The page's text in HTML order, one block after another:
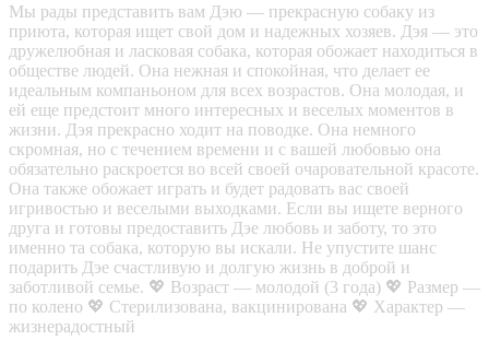
Мы рады представить вам Дэю — прекрасную собаку из
приюта, которая ищет свой дом и надежных хозяев. Дэя — это
дружелюбная и ласковая собака, которая обожает находиться в
обществе людей. Она нежная и спокойная, что делает ее
идеальным компаньоном для всех возрастов. Она молодая, и
ей еще предстоит много интересных и веселых моментов в
жизни. Дэя прекрасно ходит на поводке. Она немного
скромная, но с течением времени и с вашей любовью она
обязательно раскроется во всей своей очаровательной красоте.
Она также обожает играть и будет радовать вас своей
игривостью и веселыми выходками. Если вы ищете верного
друга и готовы предоставить Дэе любовь и заботу, то это
именно та собака, которую вы искали. Не упустите шанс
подарить Дэе счастливую и долгую жизнь в доброй и
заботливой семье. 💖 Возраст — молодой (3 года) 💖 Размер —
по колено 💖 Стерилизована, вакцинирована 💖 Характер —
жизнерадостный